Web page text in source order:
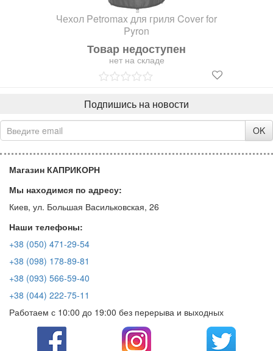
Чехол Petromax для гриля Cover for
Pyron
Товар недоступен
нет на складе
Подпишись на новости
OK
Магазин КАПРИКОРН
Мы находимся по адресу:
Киев, ул. Большая Васильковская, 26
Наши телефоны:
+38 (050) 471-29-54
+38 (098) 178-89-81
+38 (093) 566-59-40
+38 (044) 222-75-11
Работаем с 10:00 до 19:00 без перерыва и выходных